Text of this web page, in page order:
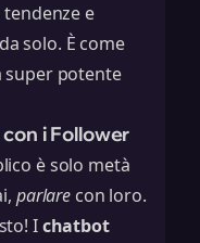
tendenze e
solo. È come
super potente
i Follower
è solo metà
parlare con loro.
Ichatbot